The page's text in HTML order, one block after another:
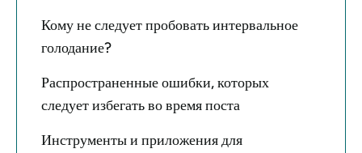
Кому не следует пробовать интервальное
голодание?
Распространенные ошибки, которых
следует избегать во время поста
Инструменты и приложения для